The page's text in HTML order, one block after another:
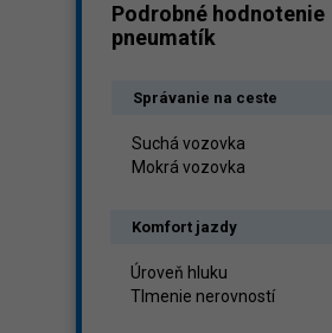
Podrobné hodnotenie
pneumatík
Správanie na ceste
Suchá vozovka
Mokrá vozovka
Komfort jazdy
Úroveň hluku
Tlmenie nerovností